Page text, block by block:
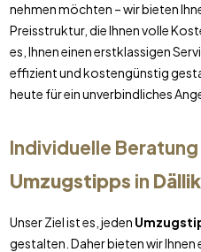
nehmen möchten – wir bieten
Preisstruktur, die Ihnen volle
es, Ihnen einen erstklassigen
effizient und kostengünstig
heute für ein unverbindliches
Individuelle
Umzugstipps in
Unser Ziel ist es, jeden
gestalten. Daher bieten wir